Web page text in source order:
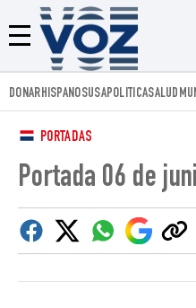
Menú
Voz.us
DONARHISPANOSUSAPOLITICASALUD
PORTADAS
Portada 06 de
FacebookTwitterWhatsapp
Google
Discover